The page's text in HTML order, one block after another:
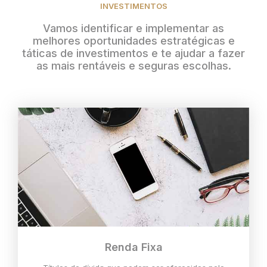
INVESTIMENTOS
Vamos identificar e implementar as
melhores oportunidades estratégicas e
táticas de investimentos e te ajudar a fazer
as mais rentáveis e seguras escolhas.
Renda Fixa